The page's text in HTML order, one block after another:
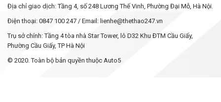
Địa chỉ giao dịch: Tầng 4, số 248 Lương Thế Vinh, Phường Đại Mỗ, Hà Nội.
Điện thoại: 0847 100 247 / Email: lienhe@thethao247.vn
Trụ sở chính: Tầng 4 tòa nhà Star Tower, lô D32 Khu ĐTM Cầu Giấy,
Phường Cầu Giấy, TP Hà Nội
© 2020. Toàn bộ bản quyền thuộc Auto5